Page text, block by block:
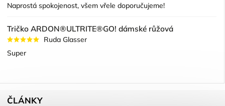
Naprostá spokojenost, všem vřele doporučujeme!
Tričko ARDON®ULTRITE®GO! dámské růžová
Ruda Glasser
Super
ČLÁNKY